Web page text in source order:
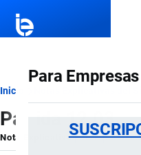
Para Empresas
Ruta
de
navegación
Inicio
Partida 12.03
Nota Explicativapor